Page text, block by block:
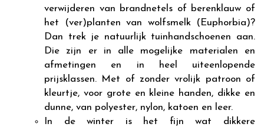
verwijderen van brandnetels of berenklauw of
het (ver)planten van wolfsmelk (Euphorbia)?
Dan trek je natuurlijk tuinhandschoenen aan.
Die zijn er in alle mogelijke materialen en
afmetingen en in heel uiteenlopende
prijsklassen. Met of zonder vrolijk patroon of
kleurtje, voor grote en kleine handen, dikke en
dunne, van polyester, nylon, katoen en leer.
In de winter is het fijn wat dikkere